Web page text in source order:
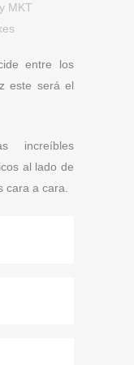
MKT
entre los
este será el
increíbles
al lado de
cara a cara.